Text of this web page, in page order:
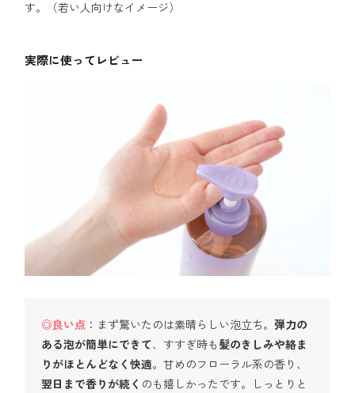
す。（若い人向けなイメージ）
実際に使ってレビュー
◎良い点 ：まず驚いたのは素晴らしい泡立ち。弾力の
ある泡が簡単にできて、すすぎ時も 髪のきしみや絡ま
りがほとんどなく快適。甘めのフローラル系の香り、
翌日まで香りが続く のも嬉しかったです。しっとりと